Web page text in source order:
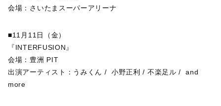
会場：さいたまスーパーアリーナ
■11月11日（金）
『INTERFUSION』
会場：豊洲 PIT
出演アーティスト：うみくん / 小野正利 / 不楽足ル / and
more